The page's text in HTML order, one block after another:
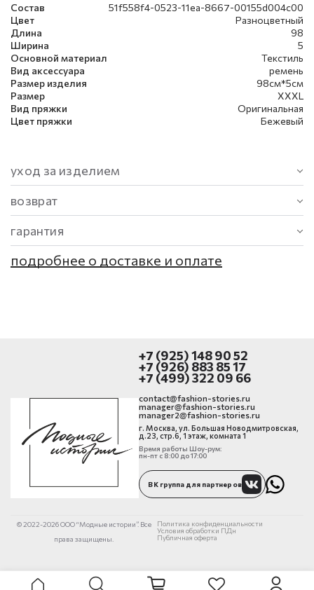
Состав
51f558f4-0523-11ea-8667-00155d004c00
Цвет
Разноцветный
Длина
98
Ширина
5
Основной материал
Текстиль
Вид аксессуара
ремень
Размер изделия
98см*5см
Размер
XXXL
Вид пряжки
Оригинальная
Цвет пряжки
Бежевый
уход за изделием
возврат
гарантия
подробнее о доставке и оплате
+7 (925) 148 90 52
+7 (926) 883 85 17
+7 (499) 322 09 66
contact@fashion-stories.ru
manager@fashion-stories.ru
manager2@fashion-stories.ru
г. Москва, ул. Большая Новодмитровская,
д.23, стр.6, 1 этаж, комната 1
Время работы Шоу-рум:
пн-пт с 8:00 до 17:00
ВК группа для партнеров
© 2022-2026 ООО “Модные истории”. Все
права защищены.
Политика конфиденциальности
Условия обработки ПДн
Публичная оферта